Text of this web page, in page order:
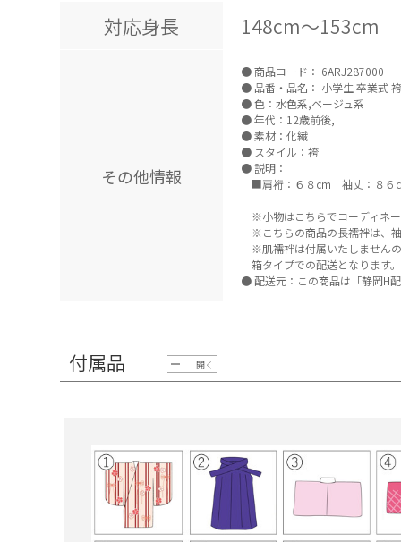
対応身長 148cm～153cm
その他情報
商品コード： 6ARJ287000
品番・品名： 小学生 卒業式
色：水色系,ベージュ系
年代：12歳前後,
素材：化繊
スタイル：袴
説明：
■肩裄：６８cm 袖丈：８６
※小物はこちらでコーディネ
※こちらの商品の長襦袢は、
※肌襦袢は付属いたしません
箱タイプでの配送となります。
配送元：この商品は「静岡H
付属品 開く